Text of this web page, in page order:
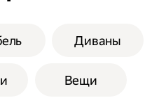
Диваны
Вещи